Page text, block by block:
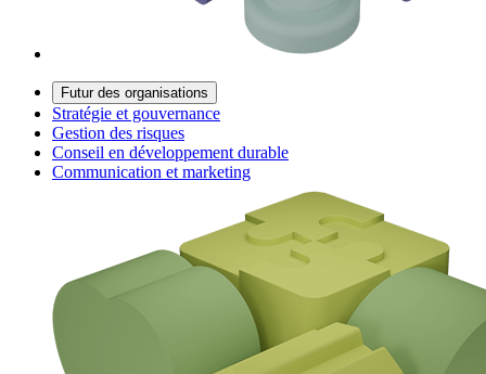
Futur des organisations
Stratégie et gouvernance
Gestion des risques
Conseil en développement durable
Communication et marketing